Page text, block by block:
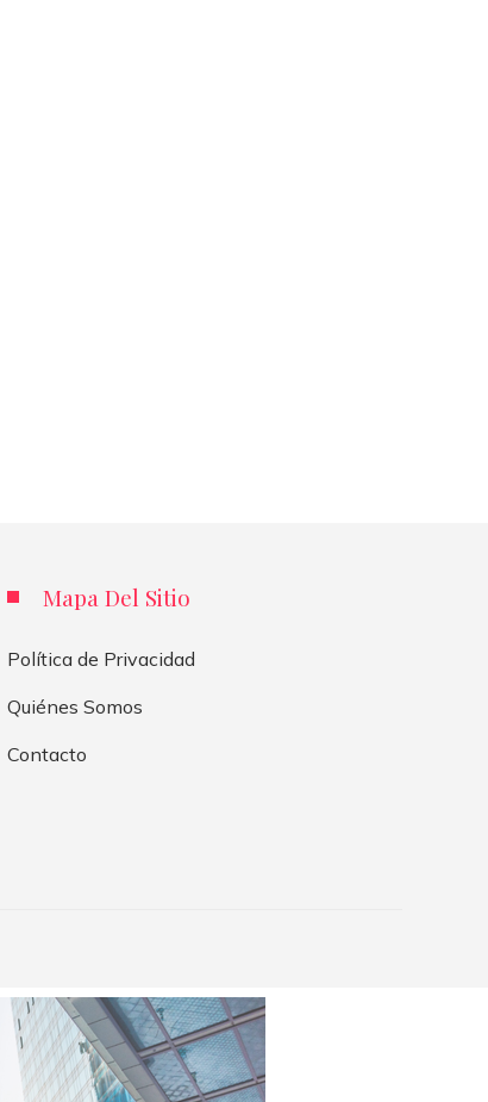
Mapa Del Sitio
Política de Privacidad
Quiénes Somos
Contacto